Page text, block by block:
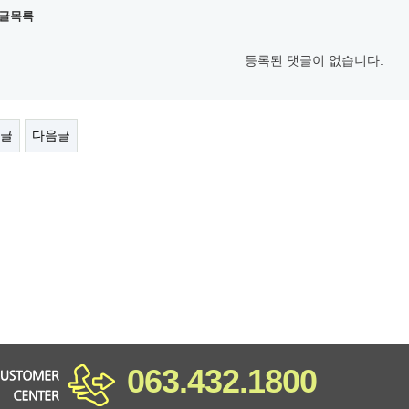
목록
등록된 댓글이 없습니다.
다음글
063.432.1800